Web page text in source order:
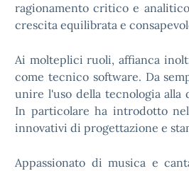
ragionamento critico e
crescita equilibrata e
Ai molteplici ruoli, affianca
come tecnico software. Da
unire l'uso della tecnologia alla
In particolare ha introdotto
innovativi di progettazione e
Appassionato di musica e